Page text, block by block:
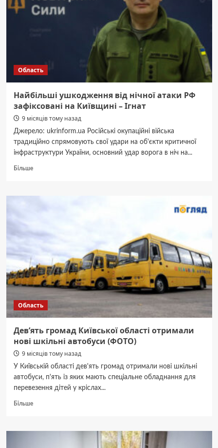
постраждалих,
серед
Область
Найбільші ушкодження від нічної атаки РФ
зафіксовані на Київщині – Ігнат
9 місяців тому назад
Джерело: ukrinform.ua Російські окупаційні війська
традиційно спрямовують свої удари на об'єкти критичної
інфраструктури України, основний удар ворога в ніч на...
БільшеДокладніше
ушкодження
РФ
Київщині
–
Ігнат
Область
Дев’ять громад Київської області отримали
нові шкільні автобуси (ФОТО)
9 місяців тому назад
У Київській області дев'ять громад отримали нові шкільні
автобуси, п'ять із яких мають спеціальне обладнання для
перевезення дітей у кріслах...
БільшеДокладніше
громад